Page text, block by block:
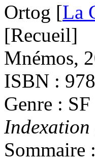
Ortog [La
[Recueil]
Mnémos,
ISBN :
Genre : SF
Sommaire :